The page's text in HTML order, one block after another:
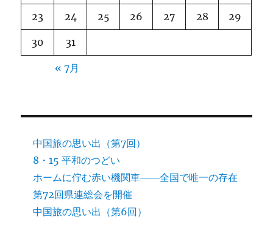
23 24 25 26 27 28 29
30 31
« 7月
中国旅の思い出（第7回）
8・15 平和のつどい
ホームに佇む赤い機関車――全国で唯一の存在
第72回県連総会を開催
中国旅の思い出（第6回）